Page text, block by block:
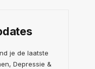
je de laatste
Depressie &